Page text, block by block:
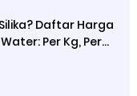
Daftar Harga
Per Kg, Per